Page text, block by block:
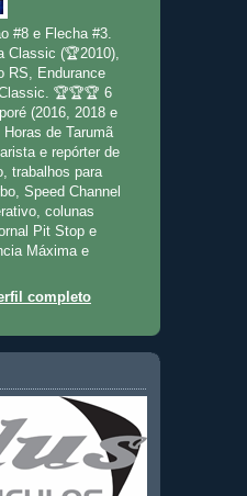
#8 e Flecha #3.
Classic (🏆2010),
RS, Endurance
🏆🏆🏆 6
(2016, 2018 e
de Tarumã
e repórter de
trabalhos para
Speed Channel
colunas
Pit Stop e
Máxima e
completo